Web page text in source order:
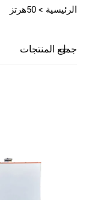
الرئيسية > 50هرتز
جميع المنتجات